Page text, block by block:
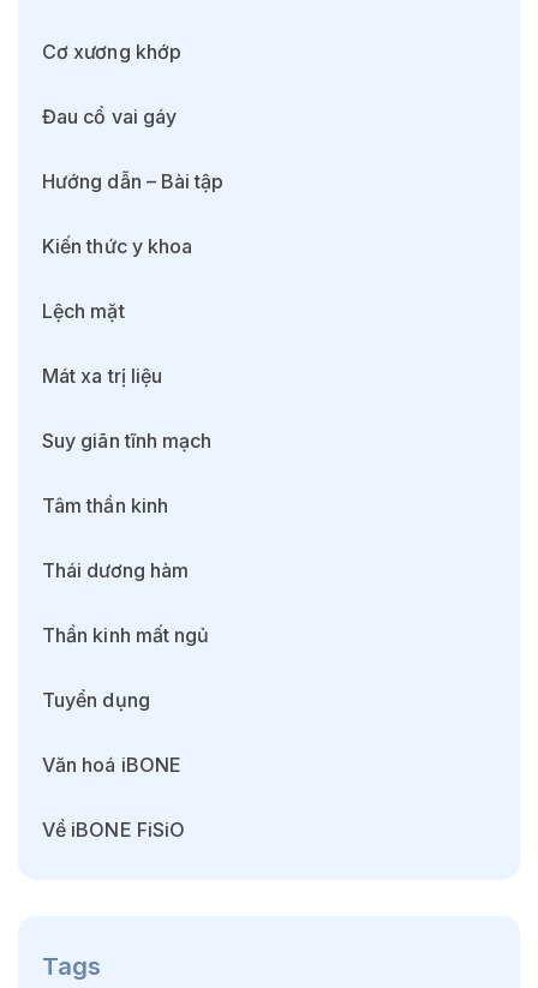
Cơ xương khớp
Đau cổ vai gáy
Hướng dẫn – Bài tập
Kiến thức y khoa
Lệch mặt
Mát xa trị liệu
Suy giãn tĩnh mạch
Tâm thần kinh
Thái dương hàm
Thần kinh mất ngủ
Tuyển dụng
Văn hoá iBONE
Về iBONE FiSiO
Tags